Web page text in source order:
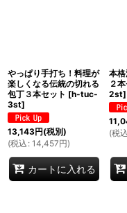
やっぱり手打ち！料理が
楽しくなる伝統の切れる
包丁３本セット [h-tuc-
3st]
13,143円(税別)
(税込 : 14,457円)
カートに入れる
本
２
2st]
(税込